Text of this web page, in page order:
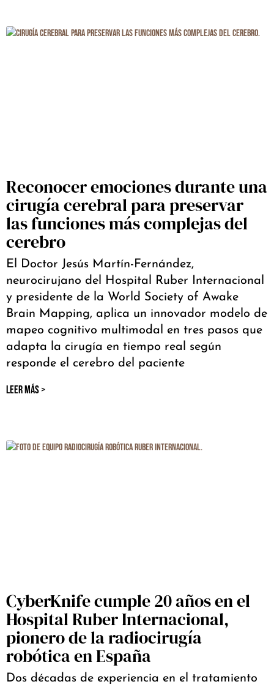
Reconocer emociones durante una
cirugía cerebral para preservar
las funciones más complejas del
cerebro
El Doctor Jesús Martín-Fernández,
neurocirujano del Hospital Ruber Internacional
y presidente de la World Society of Awake
Brain Mapping, aplica un innovador modelo de
mapeo cognitivo multimodal en tres pasos que
adapta la cirugía en tiempo real según
responde el cerebro del paciente
LEER MÁS >
CyberKnife cumple 20 años en el
Hospital Ruber Internacional,
pionero de la radiocirugía
robótica en España
Dos décadas de experiencia en el tratamiento